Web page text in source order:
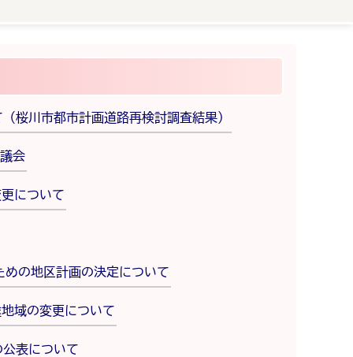
桜川市都市計画道路再検討調査結果）
会
について
の地区計画の決定について
域の変更について
表について